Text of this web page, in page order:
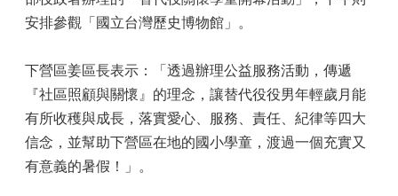
安排參觀「國立台灣歷史博物館」。
下營區姜區長表示：「透過辦理公益服務活動，傳遞
『社區照顧與關懷』的理念，讓替代役役男年輕歲月能
有所收穫與成長，落實愛心、服務、責任、紀律等四大
信念，並幫助下營區在地的國小學童，渡過一個充實又
有意義的暑假！」。